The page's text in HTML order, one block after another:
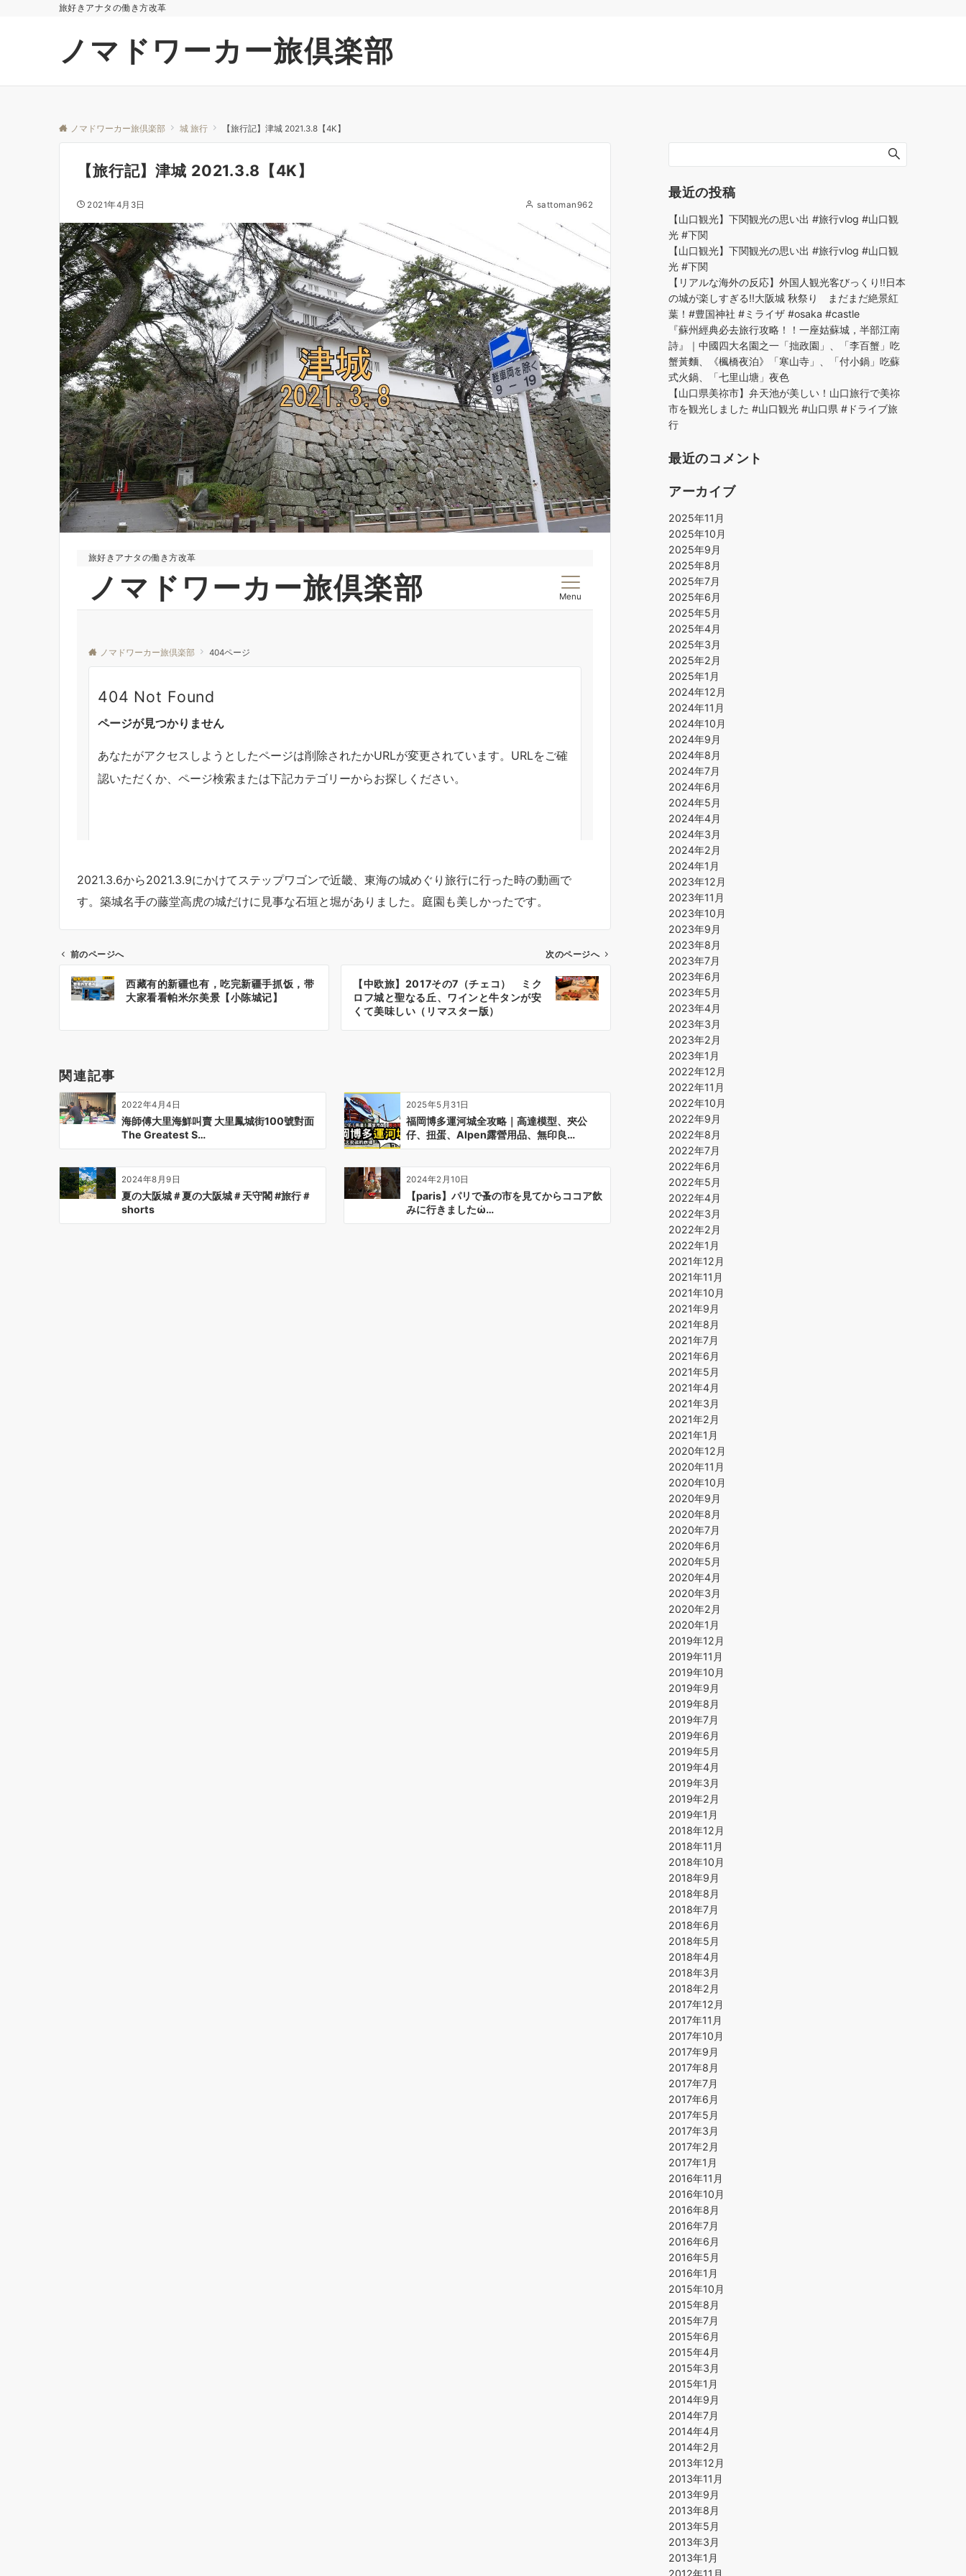
旅好きアナタの働き方改革
ノマドワーカー旅倶楽部
ノマドワーカー旅倶楽部 城 旅行 【旅行記】津城 2021.3.8【4K】
【旅行記】津城 2021.3.8【4K】
2021年4月3日 sattoman962
2021.3.6から2021.3.9にかけてステップワゴンで近畿、東海の城めぐり旅行に行った時の動画で
す。築城名手の藤堂高虎の城だけに見事な石垣と堀がありました。庭園も美しかったです。
ビ
シ
ョ
ン
前のページへ
西藏有的新疆也有，吃完新疆手抓饭，带
大家看看帕米尔美景【小陈城记】
次のページへ
【中欧旅】2017その7（チェコ） ミク
ロフ城と聖なる丘、ワインと牛タンが安
くて美味しい（リマスター版）
関連記事
2022年4月4日
海師傅大里海鮮叫賣 大里鳳城街100號對面
The Greatest S…
2025年5月31日
福岡博多運河城全攻略｜高達模型、夾公
仔、扭蛋、Alpen露營用品、無印良…
2024年8月9日
夏の大阪城＃夏の大阪城＃天守閣 #旅行＃
shorts
2024年2月10日
【paris】パリで蚤の市を見てからココア飲
みに行きましたὠ…
最近の投稿
【山口観光】下関観光の思い出 #旅行vlog #山口観
光 #下関
【山口観光】下関観光の思い出 #旅行vlog #山口観
光 #下関
【リアルな海外の反応】外国人観光客びっくり!!日本
の城が楽しすぎる!!大阪城 秋祭り まだまだ絶景紅
葉！#豊国神社 #ミライザ #osaka #castle
『蘇州經典必去旅行攻略！！一座姑蘇城，半部江南
詩』｜中國四大名園之一「拙政園」、「李百蟹」吃
蟹黃麵、《楓橋夜泊》「寒山寺」、「付小鍋」吃蘇
式火鍋、「七里山塘」夜色
【山口県美祢市】弁天池が美しい！山口旅行で美祢
市を観光しました #山口観光 #山口県 #ドライブ旅
行
最近のコメント
アーカイブ
2025年11月
2025年10月
2025年9月
2025年8月
2025年7月
2025年6月
2025年5月
2025年4月
2025年3月
2025年2月
2025年1月
2024年12月
2024年11月
2024年10月
2024年9月
2024年8月
2024年7月
2024年6月
2024年5月
2024年4月
2024年3月
2024年2月
2024年1月
2023年12月
2023年11月
2023年10月
2023年9月
2023年8月
2023年7月
2023年6月
2023年5月
2023年4月
2023年3月
2023年2月
2023年1月
2022年12月
2022年11月
2022年10月
2022年9月
2022年8月
2022年7月
2022年6月
2022年5月
2022年4月
2022年3月
2022年2月
2022年1月
2021年12月
2021年11月
2021年10月
2021年9月
2021年8月
2021年7月
2021年6月
2021年5月
2021年4月
2021年3月
2021年2月
2021年1月
2020年12月
2020年11月
2020年10月
2020年9月
2020年8月
2020年7月
2020年6月
2020年5月
2020年4月
2020年3月
2020年2月
2020年1月
2019年12月
2019年11月
2019年10月
2019年9月
2019年8月
2019年7月
2019年6月
2019年5月
2019年4月
2019年3月
2019年2月
2019年1月
2018年12月
2018年11月
2018年10月
2018年9月
2018年8月
2018年7月
2018年6月
2018年5月
2018年4月
2018年3月
2018年2月
2017年12月
2017年11月
2017年10月
2017年9月
2017年8月
2017年7月
2017年6月
2017年5月
2017年3月
2017年2月
2017年1月
2016年11月
2016年10月
2016年8月
2016年7月
2016年6月
2016年5月
2016年1月
2015年10月
2015年8月
2015年7月
2015年6月
2015年4月
2015年3月
2015年1月
2014年9月
2014年7月
2014年4月
2014年2月
2013年12月
2013年11月
2013年9月
2013年8月
2013年5月
2013年3月
2013年1月
2012年11月